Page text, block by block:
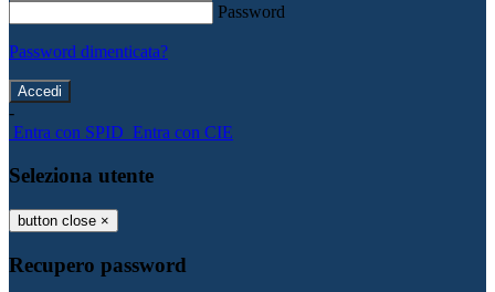
Password
Password dimenticata?
-
Entra con SPID Entra con CIE
Seleziona utente
button close ×
Recupero password